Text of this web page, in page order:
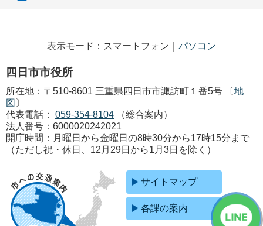
表示モード：スマートフォン｜ パソコン
四日市市役所
所在地：〒510-8601 三重県四日市市諏訪町１番5号 〔地
図 〕
代表電話：
059-354-8104
（総合案内）
法人番号：6000020242021
開庁時間：月曜日から金曜日の8時30分から17時15分まで
（ただし祝・休日、12月29日から1月3日を除く）
サイトマップ
各課の案内